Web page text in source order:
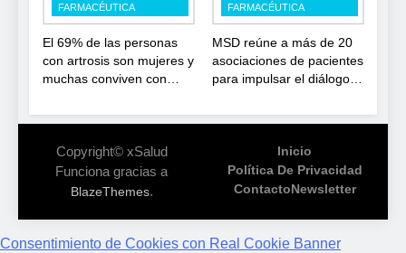
FARMACÉUTICA
El 69% de las personas
con artrosis son mujeres y
muchas conviven con
los 50, en plena etapa
FARMACÉUTICA
MSD reúne a más de 20
asociaciones de pacientes
para impulsar el diálogo
futuro del movimiento
Copyright© xSalud
Funciona gracias a
BlazeThemes.
Inicio
Política De Privacidad
ContactoNewsletter
Consentimiento de Cookies con Real Cookie Banner